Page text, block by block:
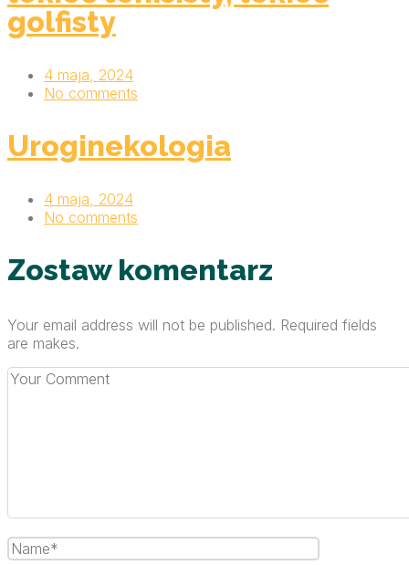
golfisty
4 maja, 2024
No comments
Uroginekologia
4 maja, 2024
No comments
Zostaw komentarz
Your email address will not be published. Required fields
are makes.